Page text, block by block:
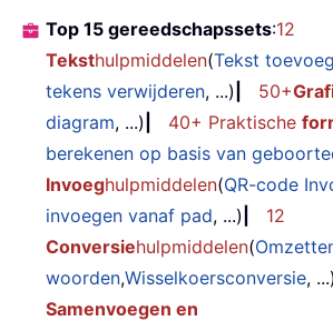
Top 15 gereedschapssets:12
Teksthulpmiddelen(Tekst
tekens verwijderen, ...) 50+
diagram, ...) 40+ Praktische
berekenen op basis van
Invoeghulpmiddelen(QR-code
invoegen vanaf pad, ...)
12
Conversiehulpmiddelen(
woorden,Wisselkoersconversie, ...)
Samenvoegen en